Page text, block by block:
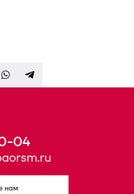
04
нам